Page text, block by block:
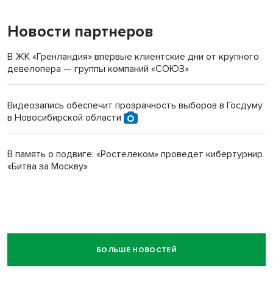
Новости партнеров
В ЖК «Гренландия» впервые клиентские дни от крупного
девелопера — группы компаний «СОЮЗ»
Видеозапись обеспечит прозрачность выборов в Госдуму
в Новосибирской области
В память о подвиге: «Ростелеком» проведет кибертурнир
«Битва за Москву»
БОЛЬШЕ НОВОСТЕЙ